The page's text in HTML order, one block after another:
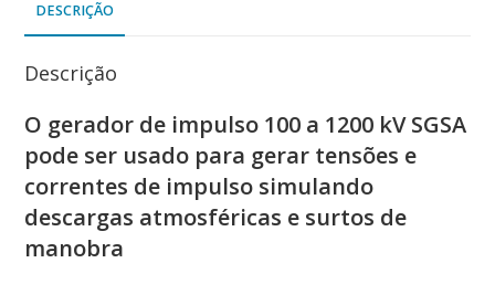
DESCRIÇÃO
Descrição
O gerador de impulso 100 a 1200 kV SGSA
pode ser usado para gerar tensões e
correntes de impulso simulando
descargas atmosféricas e surtos de
manobra